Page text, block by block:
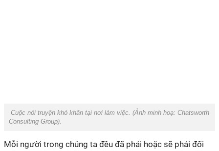
Cuộc nói truyện khó khăn tại nơi làm việc. (Ảnh minh hoạ: Chatsworth
Consulting Group).
Mỗi người trong chúng ta đều đã phải hoặc sẽ phải đối